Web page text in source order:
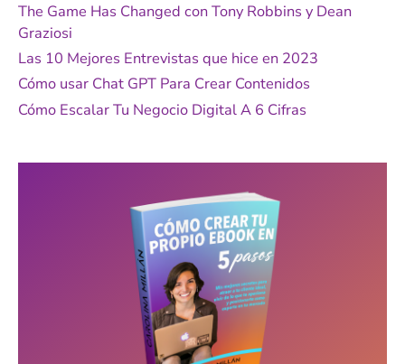
o
r
:
The Game Has Changed con Tony Robbins y Dean
Graziosi
Las 10 Mejores Entrevistas que hice en 2023
Cómo usar Chat GPT Para Crear Contenidos
Cómo Escalar Tu Negocio Digital A 6 Cifras